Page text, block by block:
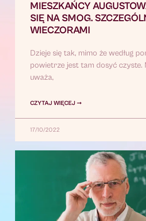
MIESZKAŃCY
SIĘ NA SMOG.
WIECZORAMI
Dzieje się tak, mimo że według
powietrze jest tam dosyć czyste.
uważa,
CZYTAJ WIĘCEJ ➞
17/10/2022